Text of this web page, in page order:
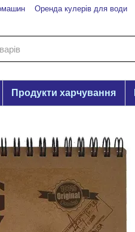
Оренда кулерів для води
Продукти харчування